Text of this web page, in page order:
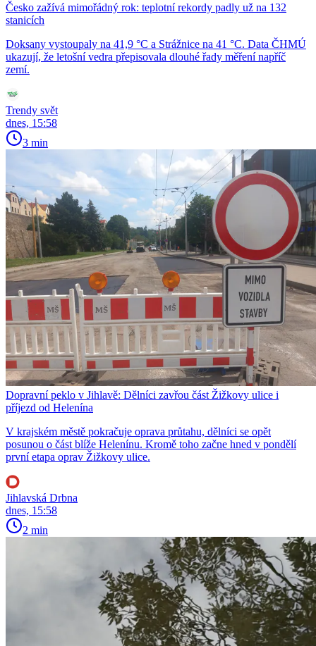
Česko zažívá mimořádný rok: teplotní rekordy padly už na 132
stanicích
Doksany vystoupaly na 41,9 °C a Strážnice na 41 °C. Data ČHMÚ
ukazují, že letošní vedra přepisovala dlouhé řady měření napříč
zemí.
Trendy svět
dnes, 15:58
3 min
Dopravní peklo v Jihlavě: Dělníci zavřou část Žižkovy ulice i
příjezd od Helenína
V krajském městě pokračuje oprava průtahu, dělníci se opět
posunou o část blíže Helenínu. Kromě toho začne hned v pondělí
první etapa oprav Žižkovy ulice.
Jihlavská Drbna
dnes, 15:58
2 min